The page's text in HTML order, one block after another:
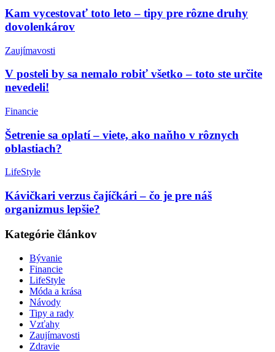
Kam vycestovať toto leto – tipy pre rôzne druhy
dovolenkárov
Zaujímavosti
V posteli by sa nemalo robiť všetko – toto ste určite
nevedeli!
Financie
Šetrenie sa oplatí – viete, ako naňho v rôznych
oblastiach?
LifeStyle
Kávičkari verzus čajíčkári – čo je pre náš
organizmus lepšie?
Kategórie článkov
Bývanie
Financie
LifeStyle
Móda a krása
Návody
Tipy a rady
Vzťahy
Zaujímavosti
Zdravie